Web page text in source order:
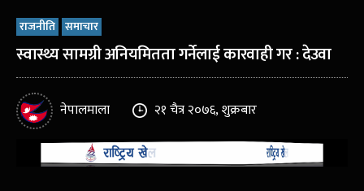
राजनीति समाचार
स्वास्थ्य सामग्री अनियमितता गर्नेलाई कारवाही गर : देउवा
नेपालमाला २१ चैत्र २०७६, शुक्रबार